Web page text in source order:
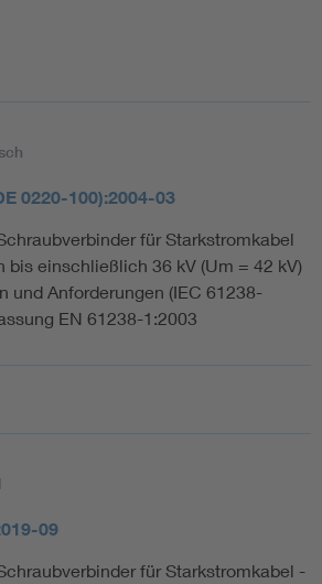
0220-100):2004-03
für Starkstromkabel
bis einschließlich 36 kV (Um = 42 kV)
und Anforderungen (IEC 61238-
EN 61238-1:2003
09
für Starkstromkabel -